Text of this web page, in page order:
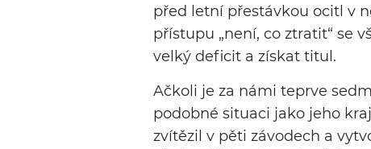
před letní přestávkou ocitl v
přístupu „není, co ztratit“ se
velký deficit a získat titul.
Ačkoli je za námi teprve
podobné situaci jako jeho
zvítězil v pěti závodech a